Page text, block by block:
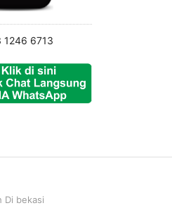
1246 6713
Di bekasi